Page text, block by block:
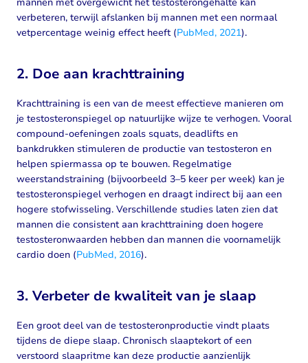
verbeteren, terwijl afslanken bij mannen met een normaal
vetpercentage weinig effect heeft (PubMed, 2021).
2. Doe aan krachttraining
Krachttraining is een van de meest effectieve manieren om
je testosteronspiegel op natuurlijke wijze te verhogen. Vooral
compound-oefeningen zoals squats, deadlifts en
bankdrukken stimuleren de productie van testosteron en
helpen spiermassa op te bouwen. Regelmatige
weerstandstraining (bijvoorbeeld 3–5 keer per week) kan je
testosteronspiegel verhogen en draagt indirect bij aan een
hogere stofwisseling. Verschillende studies laten zien dat
mannen die consistent aan krachttraining doen hogere
testosteronwaarden hebben dan mannen die voornamelijk
cardio doen (PubMed, 2016).
3. Verbeter de kwaliteit van je slaap
Een groot deel van de testosteronproductie vindt plaats
tijdens de diepe slaap. Chronisch slaaptekort of een
verstoord slaapritme kan deze productie aanzienlijk